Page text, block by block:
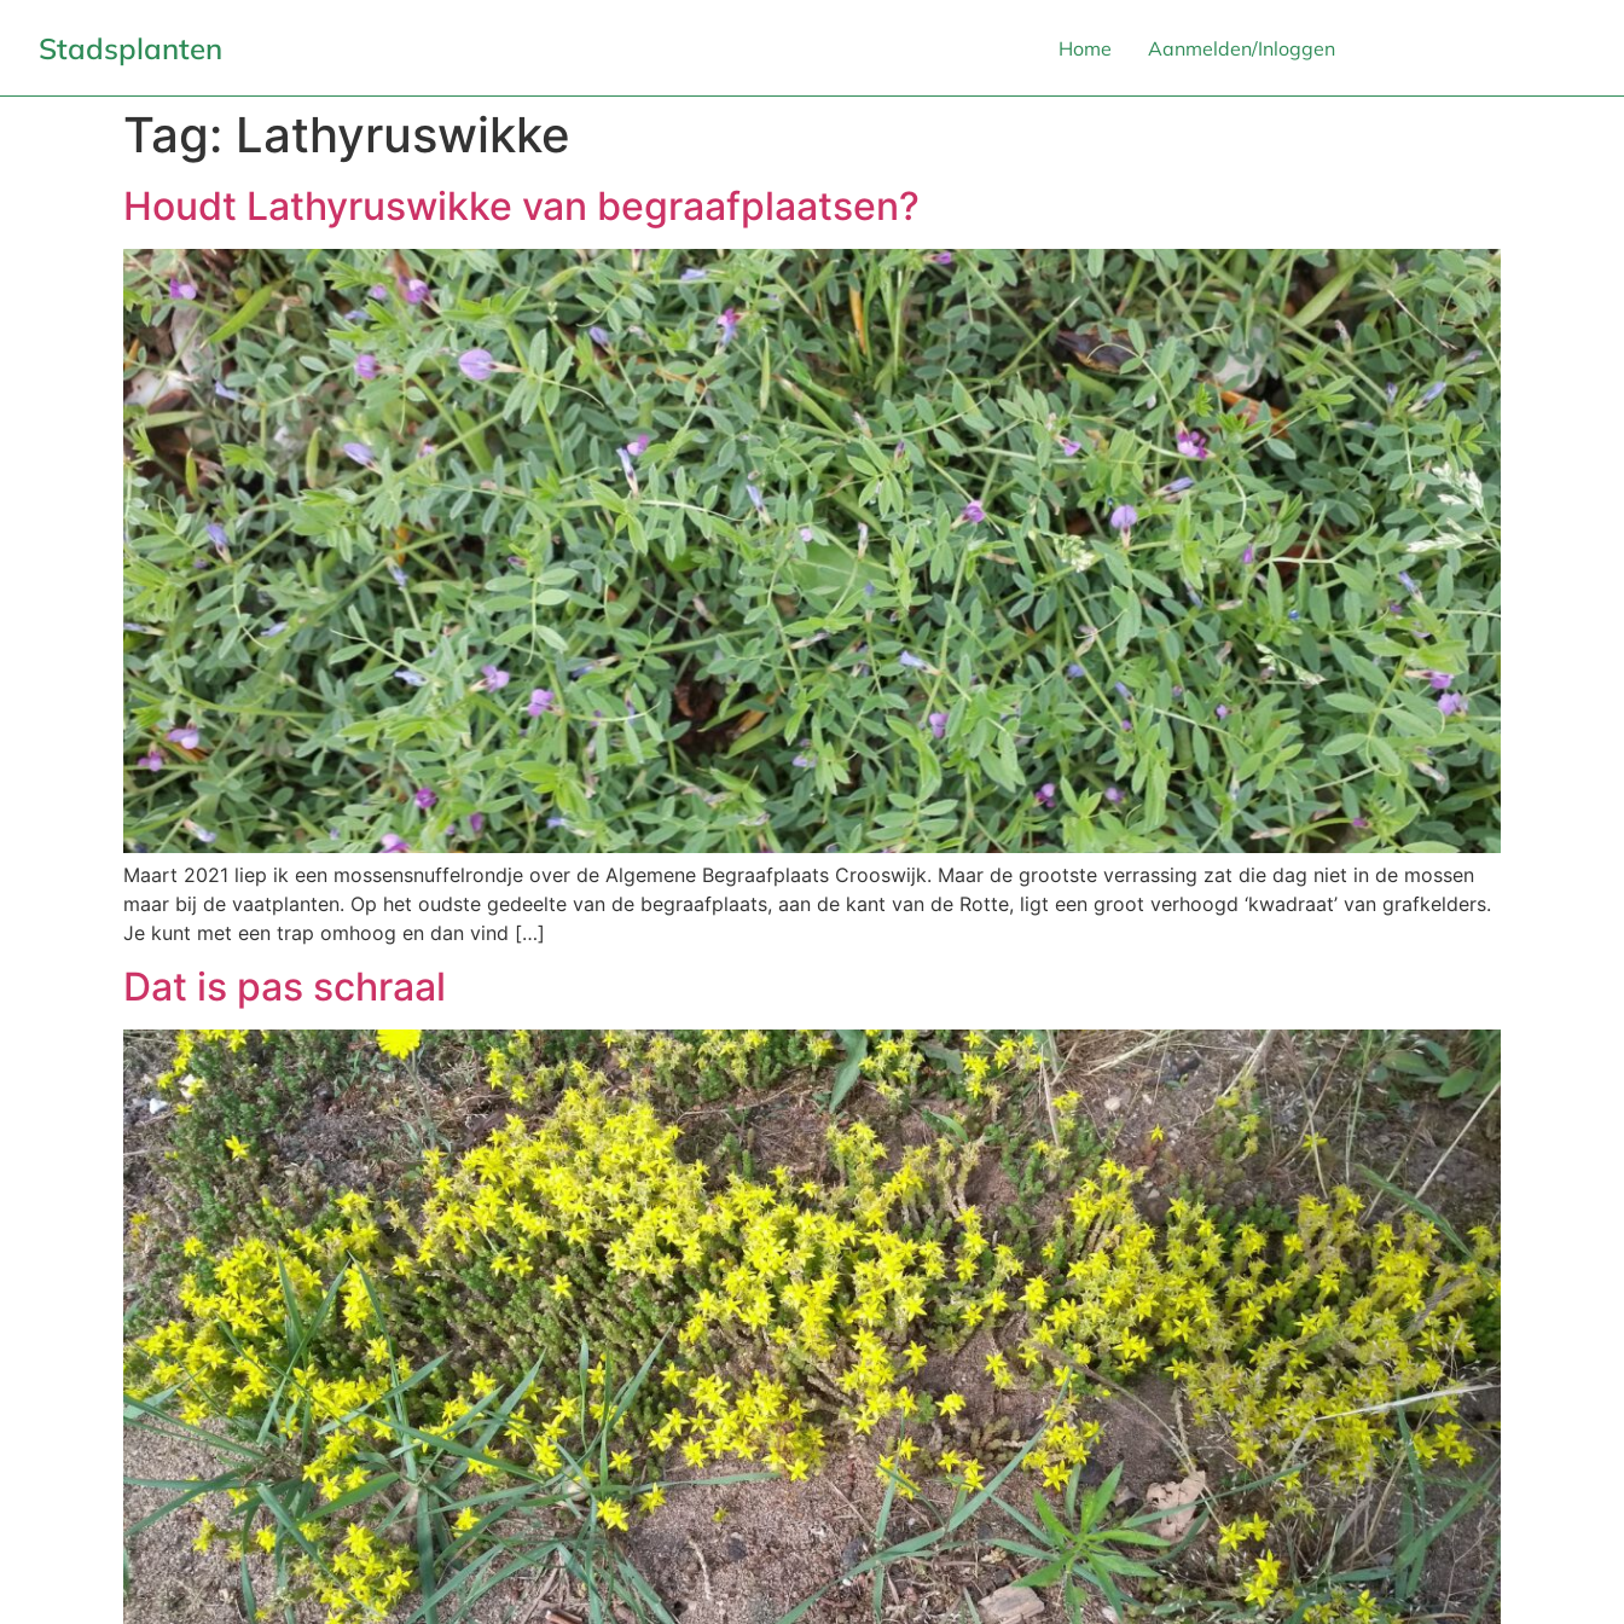
Stadsplanten Home Aanmelden/Inloggen
Tag: Lathyruswikke
Houdt Lathyruswikke van begraafplaatsen?
Maart 2021 liep ik een mossensnuffelrondje over de Algemene Begraafplaats Crooswijk. Maar de grootste verrassing zat die dag niet in de mossen
maar bij de vaatplanten. Op het oudste gedeelte van de begraafplaats, aan de kant van de Rotte, ligt een groot verhoogd ‘kwadraat’ van grafkelders.
Je kunt met een trap omhoog en dan vind […]
Dat is pas schraal